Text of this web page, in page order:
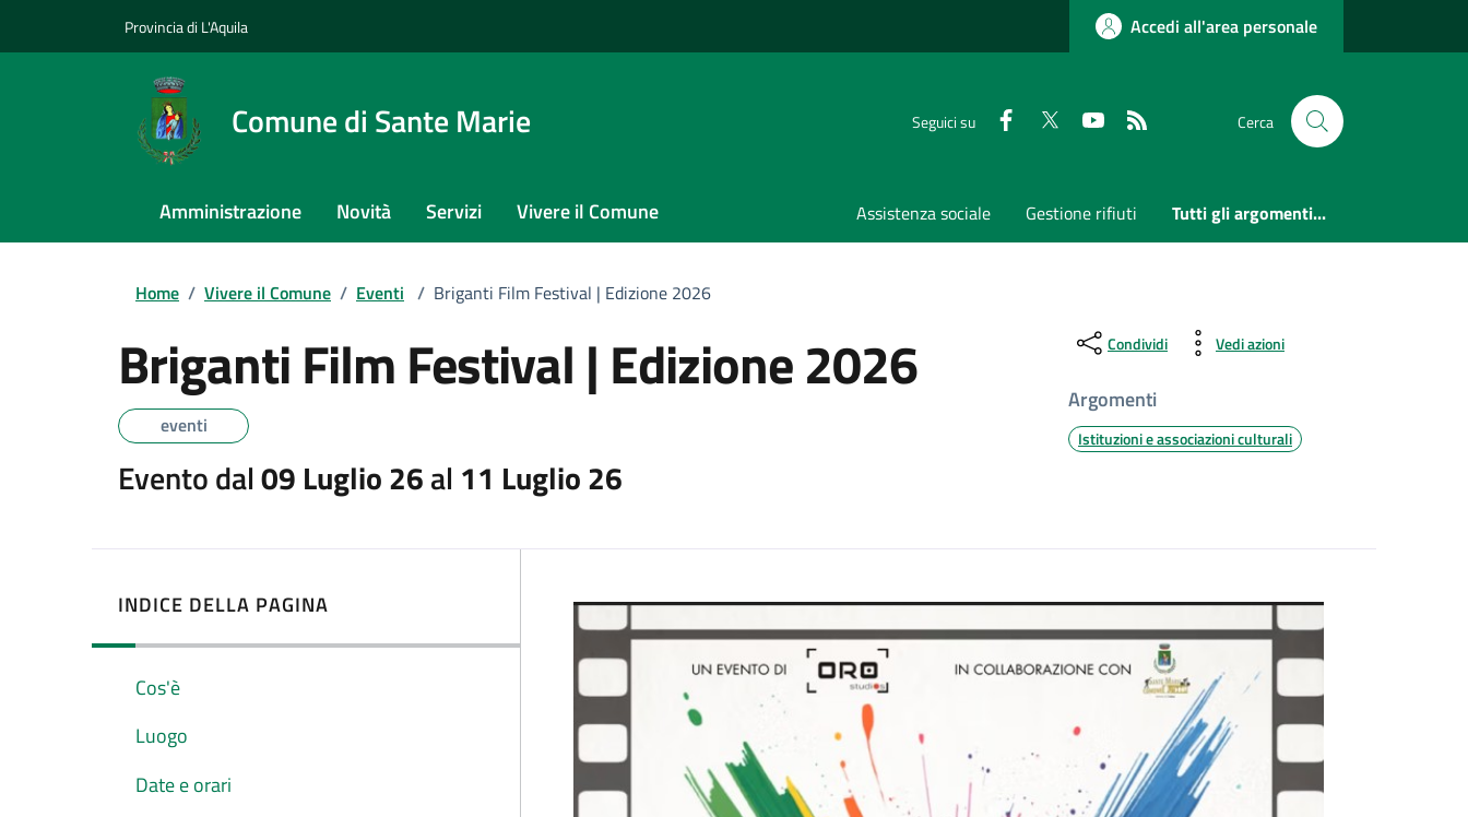
Provincia di L'Aquila Accedi all'area personale
Comune di Sante Marie Seguici su Faceboook
Twitter Youtube Cerca
Amministrazione Novità Servizi Vivere il Comune Assistenza sociale Gestione rifiuti Tutti gli argomenti...
Home / Vivere il Comune / Eventi / Briganti Film Festival | Edizione 2026
Briganti Film Festival | Edizione 2026
eventi
Evento dal09 Luglio 26al 11 Luglio 26
Condividi Vedi azioni
Argomenti
Istituzioni e associazioni culturali
INDICE DELLA PAGINA
Cos'è
Luogo
Date e orari